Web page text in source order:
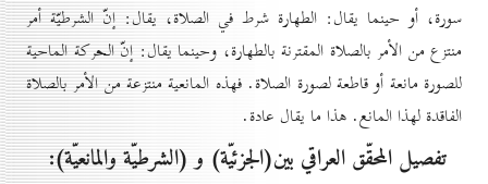
سورة، أو حينما يقال: الطهارة شرط في الصلاة، يقال: إنّ الشرطيّة أمر
منتزع من الأمر بالصلاة المقترنة بالطهارة، وحينما يقال: إنّ الحركة الماحية
للصورة مانعة أو قاطعة لصورة الصلاة. فهذه المانعية منتزعة من الأمر بالصلاة
الفاقدة لهذا المانع. هذا ما يقال عادة.
تفصيل المحقّق العراقي بين(الجزئيّة) و (الشرطيّة والمانعيّة):